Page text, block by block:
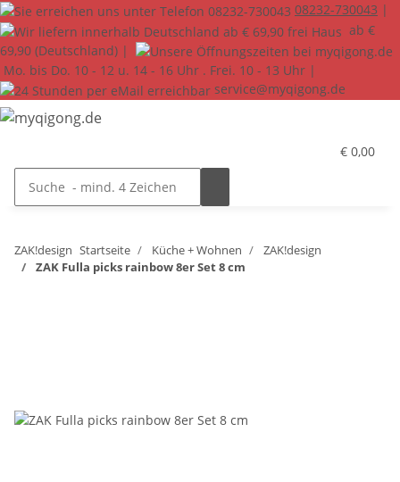
08232-730043 |
ab €
69,90 (Deutschland) |
Mo. bis Do. 10 - 12 u. 14 - 16 Uhr . Frei. 10 - 13 Uhr |
service@myqigong.de
€ 0,00
ZAK!design Startseite Küche + Wohnen
ZAK!design
ZAK Fulla picks rainbow 8er Set 8 cm